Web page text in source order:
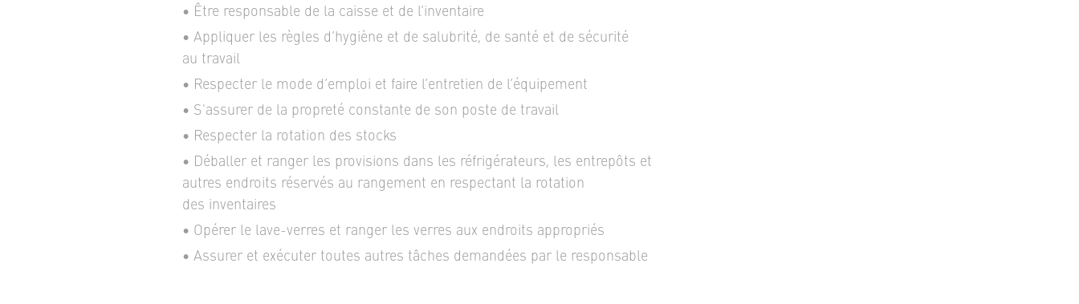
Être responsable de la caisse et de l’inventaire
Appliquer les règles d’hygiène et de salubrité, de santé et de sécurité
au travail
Respecter le mode d’emploi et faire l’entretien de l’équipement
S'assurer de la propreté constante de son poste de travail
Respecter la rotation des stocks
Déballer et ranger les provisions dans les réfrigérateurs, les entrepôts et
autres endroits réservés au rangement en respectant la rotation
des inventaires
Opérer le lave-verres et ranger les verres aux endroits appropriés
Assurer et exécuter toutes autres tâches demandées par le responsable